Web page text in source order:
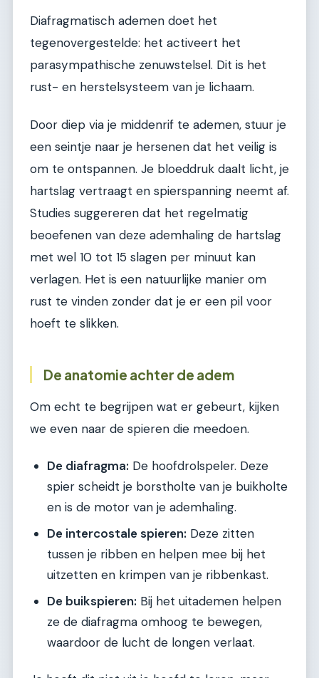
Diafragmatisch ademen doet het
tegenovergestelde: het activeert het
parasympathische zenuwstelsel. Dit is het
rust- en herstelsysteem van je lichaam.
Door diep via je middenrif te ademen, stuur je
een seintje naar je hersenen dat het veilig is
om te ontspannen. Je bloeddruk daalt licht, je
hartslag vertraagt en spierspanning neemt af.
Studies suggereren dat het regelmatig
beoefenen van deze ademhaling de hartslag
met wel 10 tot 15 slagen per minuut kan
verlagen. Het is een natuurlijke manier om
rust te vinden zonder dat je er een pil voor
hoeft te slikken.
De anatomie achter de adem
Om echt te begrijpen wat er gebeurt, kijken
we even naar de spieren die meedoen.
De diafragma: De hoofdrolspeler. Deze
spier scheidt je borstholte van je buikholte
en is de motor van je ademhaling.
De intercostale spieren: Deze zitten
tussen je ribben en helpen mee bij het
uitzetten en krimpen van je ribbenkast.
De buikspieren: Bij het uitademen helpen
ze de diafragma omhoog te bewegen,
waardoor de lucht de longen verlaat.